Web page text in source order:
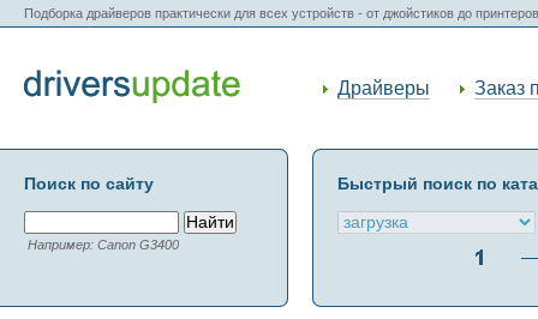
Подборка драйверов практически для всех устройств - от джойстиков до
Драйверы Заказ
Поиск по сайту
Например: Canon G3400
Быстрый поиск по